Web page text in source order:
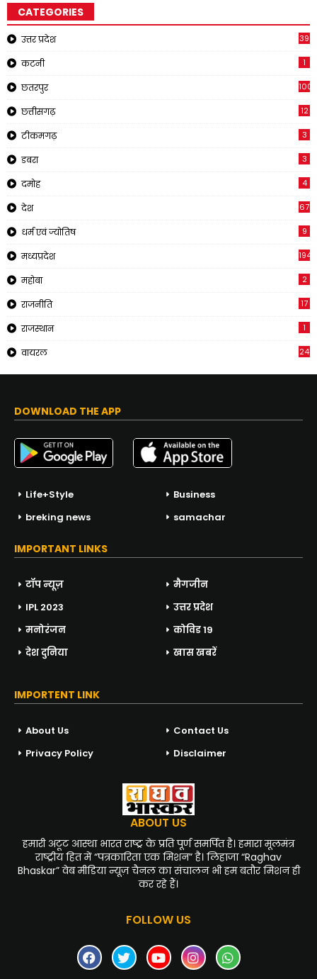
CATEGORIES
उत्तर प्रदेश 39
कटनी 1
छतरपुर 1001
छत्तीसगढ़ 12
टीकमगढ़ 3
डबरा 3
दमोह 4
देश 67
धर्म एवं ज्योतिष 9
मध्यप्रदेश 194
महोबा 2
राजनीति 17
राजस्थान 1
वायरल 24
DOWNLOAD THE APP
Life+Style
Business
breking news
samachar
IMPORTANT LINKS
टॉप न्यूज़
मैगजीन
IPL 2023
उत्तर प्रदेश
मनोरंजन
कोविड 19
देश दुनिया
खास खबरें
IMPORTENT LINK
About Us
Contact Us
Privacy Policy
Disclaimer
ABOUT US
हमारी अटूट आस्था भारत राष्ट्र के प्रति पूर्ण समर्पित है। हमारा मूलमंत्र
राष्ट्रीय हित में “पत्रकारिता एक मिशन” है। लिहाजा “Raghav
Bhaskar” वेब मीडिया न्यूज़ चैनल का संचालन भी हम बतौर मिशन ही
कर रहे हैं।
FOLLOW US